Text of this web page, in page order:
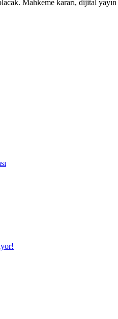
Mahkeme kararı, dijital